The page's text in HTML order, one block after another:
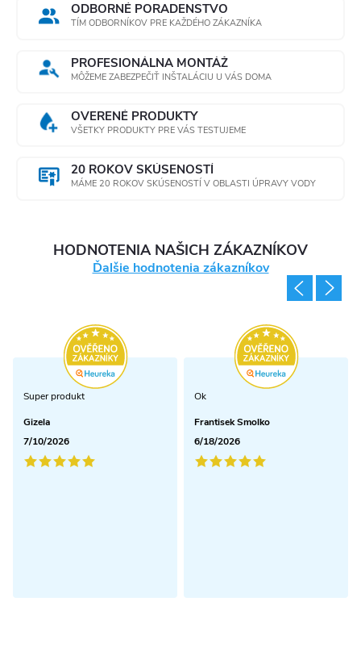
ODBORNÉ PORADENSTVO
TÍM ODBORNÍKOV PRE KAŽDÉHO ZÁKAZNÍKA
PROFESIONÁLNA MONTÁŽ
MÔŽEME ZABEZPEČIŤ INŠTALÁCIU U VÁS DOMA
OVERENÉ PRODUKTY
VŠETKY PRODUKTY PRE VÁS TESTUJEME
20 ROKOV SKÚSENOSTÍ
MÁME 20 ROKOV SKÚSENOSTÍ V OBLASTI ÚPRAVY VODY
HODNOTENIA NAŠICH ZÁKAZNÍKOV
Ďalšie hodnotenia zákazníkov
Super produkt
Gizela
7/10/2026
Ok
Frantisek Smolko
6/18/2026